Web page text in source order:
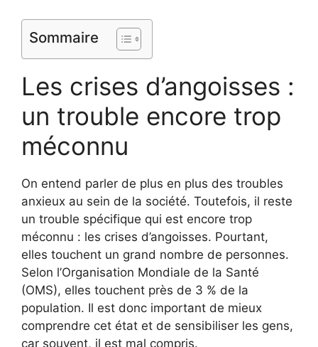
Sommaire
Les crises d’angoisses :
un trouble encore trop
méconnu
On entend parler de plus en plus des troubles
anxieux au sein de la société. Toutefois, il reste
un trouble spécifique qui est encore trop
méconnu : les crises d’angoisses. Pourtant,
elles touchent un grand nombre de personnes.
Selon l’Organisation Mondiale de la Santé
(OMS), elles touchent près de 3 % de la
population. Il est donc important de mieux
comprendre cet état et de sensibiliser les gens,
car souvent, il est mal compris.